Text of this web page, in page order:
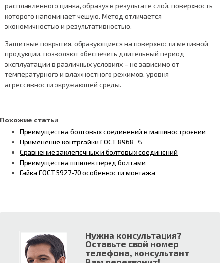
расплавленного цинка, образуя в результате слой, поверхность
которого напоминает чешую. Метод отличается
экономичностью и результативностью.
Защитные покрытия, образующиеся на поверхности метизной
продукции, позволяют обеспечить длительный период
эксплуатации в различных условиях – не зависимо от
температурного и влажностного режимов, уровня
агрессивности окружающей среды.
Похожие статьи
Преимущества болтовых соединений в машиностроении
Применение контргайки ГОСТ 8968-75
Сравнение заклепочных и болтовых соединений
Преимущества шпилек перед болтами
Гайка ГОСТ 5927-70 особенности монтажа
Нужна консультация?
Оставьте свой номер
телефона, консультант